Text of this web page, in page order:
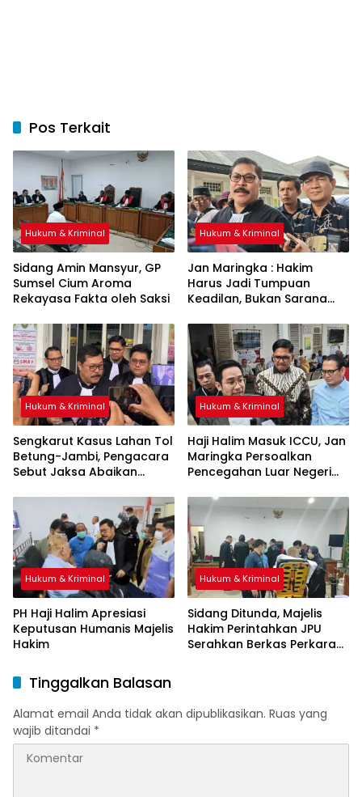
Pos Terkait
Hukum & Kriminal
Sidang Amin Mansyur, GP
Sumsel Cium Aroma
Rekayasa Fakta oleh Saksi
Hukum & Kriminal
Jan Maringka : Hakim
Harus Jadi Tumpuan
Keadilan, Bukan Sarana
Hukum & Kriminal
Sengkarut Kasus Lahan Tol
Betung-Jambi, Pengacara
Sebut Jaksa Abaikan
PSN
Hukum & Kriminal
Haji Halim Masuk ICCU, Jan
Maringka Persoalkan
Pencegahan Luar Negeri
Hukum & Kriminal
PH Haji Halim Apresiasi
Keputusan Humanis Majelis
Hakim
Hukum & Kriminal
Sidang Ditunda, Majelis
Hakim Perintahkan JPU
Serahkan Berkas Perkara
Tinggalkan Balasan
Alamat email Anda tidak akan dipublikasikan. Ruas yang
wajib ditandai *